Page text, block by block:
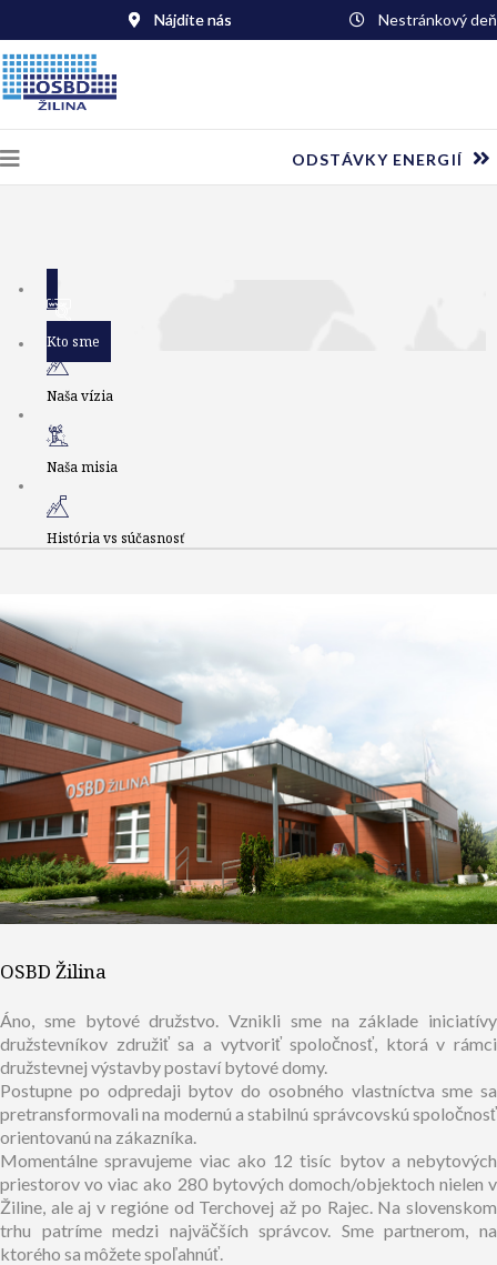
Nájdite nás Nestránkový deň
ODSTÁVKY ENERGIÍ
Kto sme
Naša vízia
Naša misia
História vs súčasnosť
OSBD Žilina
Áno, sme bytové družstvo. Vznikli sme na základe iniciatívy
družstevníkov združiť sa a vytvoriť spoločnosť, ktorá v rámci
družstevnej výstavby postaví bytové domy.
Postupne po odpredaji bytov do osobného vlastníctva sme sa
pretransformovali na modernú a stabilnú správcovskú spoločnosť
orientovanú na zákazníka.
Momentálne spravujeme viac ako 12 tisíc bytov a nebytových
priestorov vo viac ako 280 bytových domoch/objektoch nielen v
Žiline, ale aj v regióne od Terchovej až po Rajec. Na slovenskom
trhu patríme medzi najväčších správcov. Sme partnerom, na
ktorého sa môžete spoľahnúť.